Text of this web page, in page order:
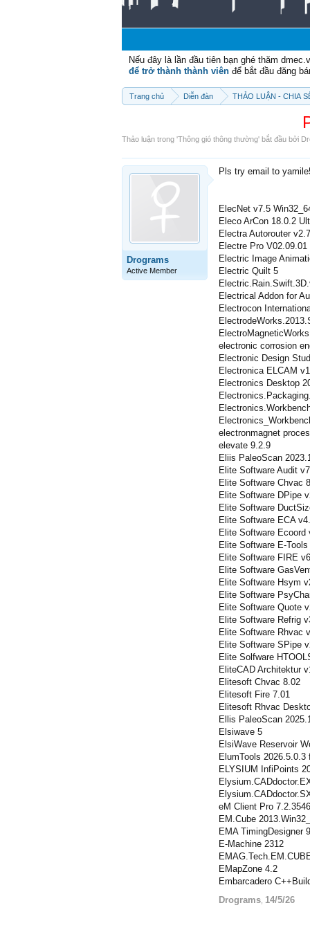
Nếu đây là lần đầu tiên bạn ghé thăm
để trở thành thành viên để bắt đầu đăng
Trang chủ Diễn đàn THẢO LUẬN - CHIA
Thảo luận trong 'Thông gió thông thường' bắt đầu bởi
Drograms
Active Member
Pls try email to
ElecNet v7.5
Eleco ArCon 18.0.2
Electra Autorouter v2.7
Electre Pro V02.09.01
Electric Image
Electric Quilt 5
Electrical Addon for
Electrocon
electronic corrosion
Electronic Design
Electronica ELCAM
Electronics Desktop
electronmagnet
elevate 9.2.9
Eliis PaleoScan
Elite Software Audit
Elite Software Chvac
Elite Software DPipe
Elite Software
Elite Software ECA
Elite Software Ecoord
Elite Software E-
Elite Software FIRE
Elite Software
Elite Software Hsym
Elite Software
Elite Software Quote
Elite Software Refrig
Elite Software Rhvac
Elite Software SPipe
Elite Solfware
EliteCAD Architektur
Elitesoft Chvac 8.02
Elitesoft Fire 7.01
Elitesoft Rhvac
Ellis PaleoScan
Elsiwave 5
ElsiWave Reservoir
ElumTools 2026.5.0.3
ELYSIUM InfiPoints
eM Client Pro
EM.Cube
EMA TimingDesigner
E-Machine 2312
EMapZone 4.2
Embarcadero
Drograms 14/5/26